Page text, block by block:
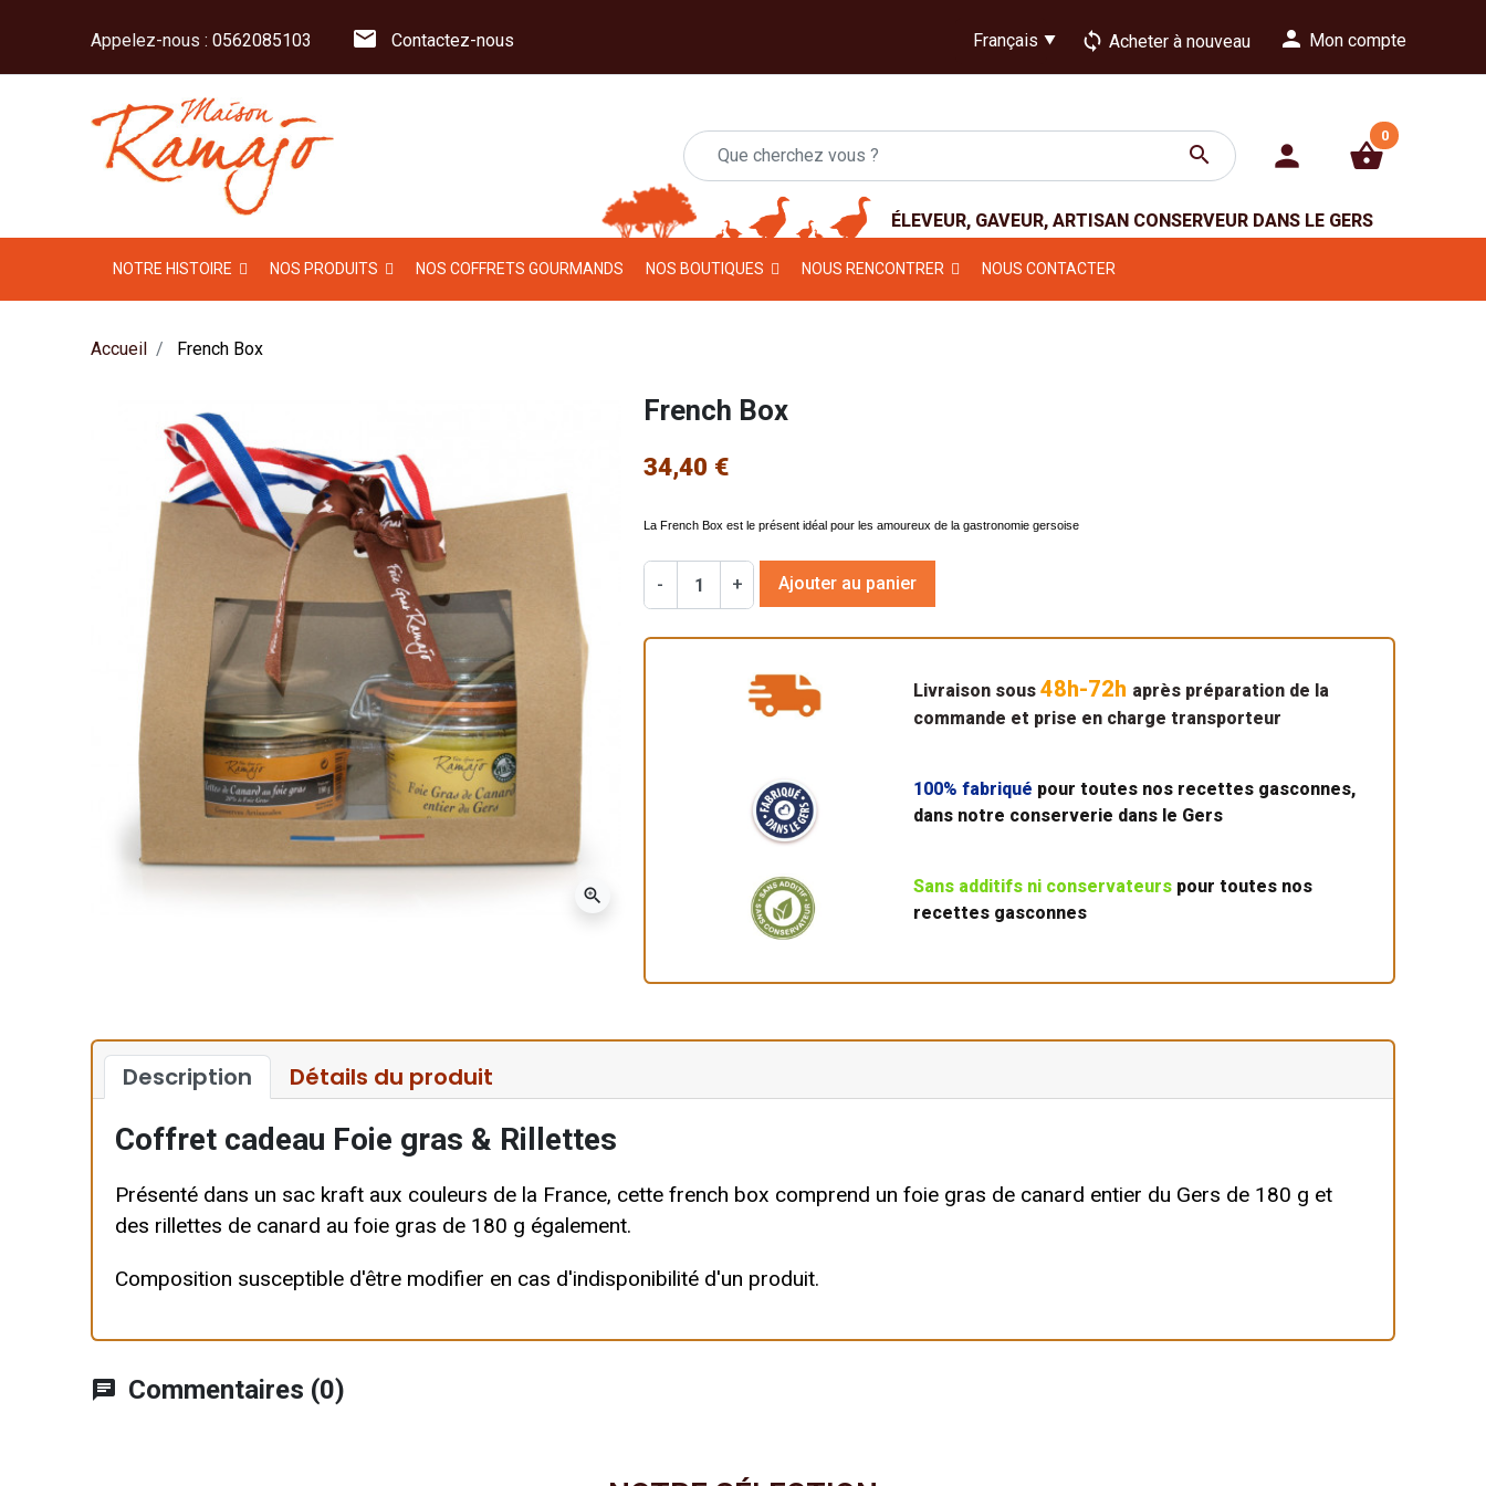
Appelez-nous : 0562085103 mail Contactez-nous loop Acheter à nouveau person Mon compte
search person shopping_basket
0
ÉLEVEUR, GAVEUR, ARTISAN CONSERVEUR DANS LE GERS
NOTRE HISTOIRE NOS PRODUITS NOS COFFRETS GOURMANDS NOS BOUTIQUES NOUS RENCONTRER NOUS CONTACTER
Accueil French Box
zoom_in
French Box
34,40 €
La French Box est le présent idéal pour les amoureux de la gastronomie gersoise
- + Ajouter au panier
Livraison sous 48h-72h après préparation de la
commande et prise en charge transporteur
100% fabriqué pour toutes nos recettes gasconnes,
dans notre conserverie dans le Gers
Sans additifs ni conservateurspour toutes nos
recettes gasconnes
Description Détails du produit
Coffret cadeau Foie gras & Rillettes
Présenté dans un sac kraft aux couleurs de la France, cette french box comprend un foie gras de canard entier du Gers de 180 g et
des rillettes de canard au foie gras de 180 g également.
Composition susceptible d'être modifier en cas d'indisponibilité d'un produit.
chat Commentaires (0)